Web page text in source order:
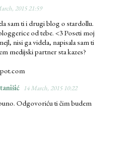
2015 21:59
sam ti i drugi blog o stardollu.
od tebe. <3 Poseti moj
nisi ga videla, napisala sam ti
medijski partner sta kazes?
14 March, 2015 10:22
Odgovoriću ti čim budem